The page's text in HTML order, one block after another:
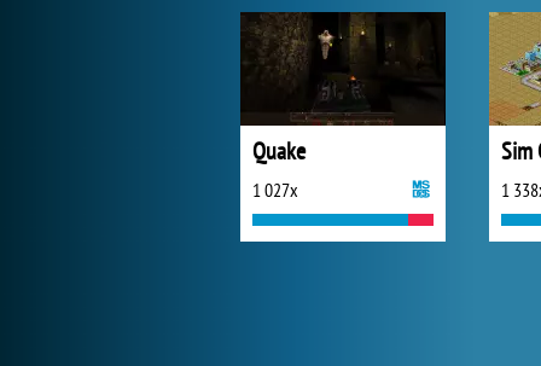
Quake
1 027x
Sim
1